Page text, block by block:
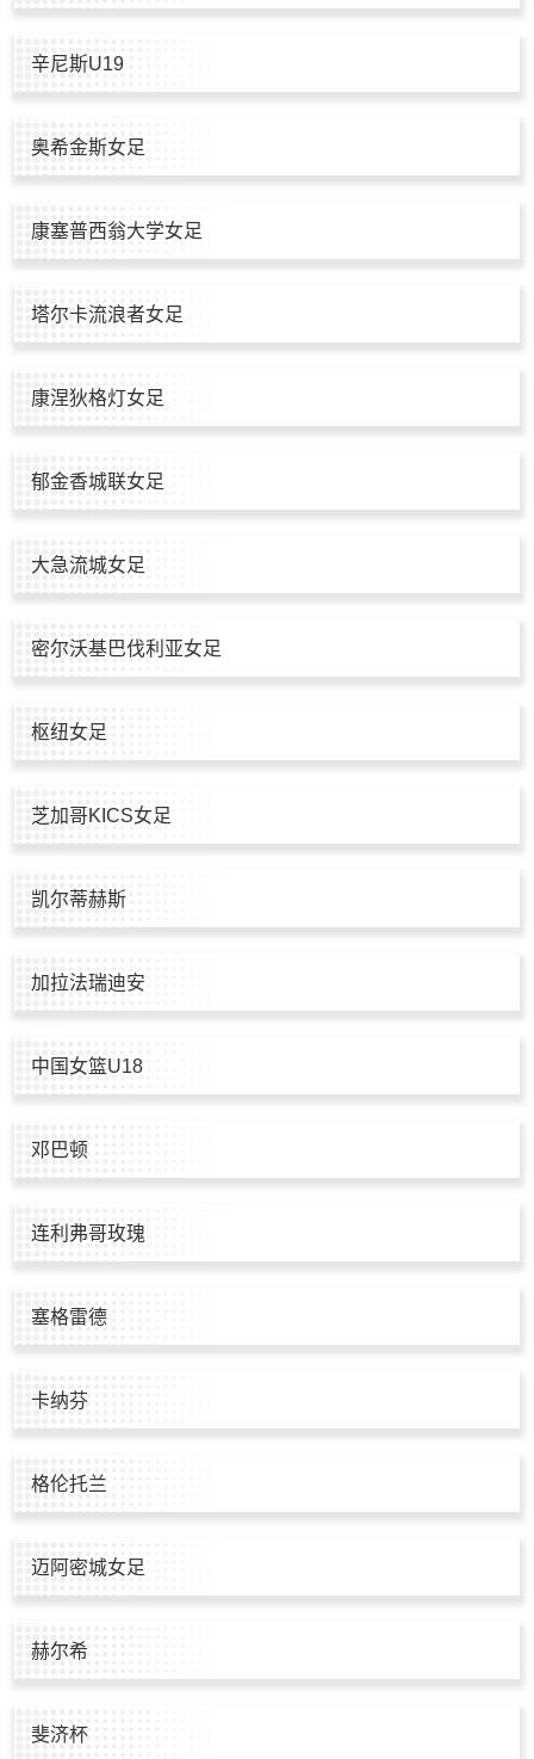
辛尼斯U19
奥希金斯女足
康塞普西翁大学女足
塔尔卡流浪者女足
康涅狄格灯女足
郁金香城联女足
大急流城女足
密尔沃基巴伐利亚女足
枢纽女足
芝加哥KICS女足
凯尔蒂赫斯
加拉法瑞迪安
中国女篮U18
邓巴顿
连利弗哥玫瑰
塞格雷德
卡纳芬
格伦托兰
迈阿密城女足
赫尔希
斐济杯